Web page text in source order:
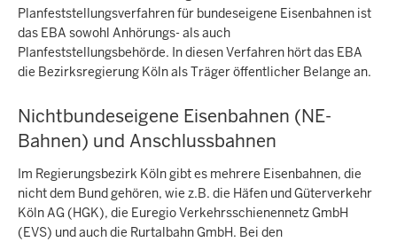
Planfeststellungsverfahren für bundeseigene Eisenbahnen ist
das EBA sowohl Anhörungs- als auch
Planfeststellungsbehörde. In diesen Verfahren hört das EBA
die Bezirksregierung Köln als Träger öffentlicher Belange an.
Nichtbundeseigene Eisenbahnen (NE-
Bahnen) und Anschlussbahnen
Im Regierungsbezirk Köln gibt es mehrere Eisenbahnen, die
nicht dem Bund gehören, wie z.B. die Häfen und Güterverkehr
Köln AG (HGK), die Euregio Verkehrsschienennetz GmbH
(EVS) und auch die Rurtalbahn GmbH. Bei den